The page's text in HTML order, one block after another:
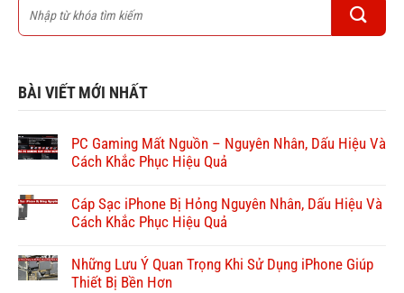
BÀI VIẾT MỚI NHẤT
PC Gaming Mất Nguồn – Nguyên Nhân, Dấu Hiệu Và
Cách Khắc Phục Hiệu Quả
Cáp Sạc iPhone Bị Hỏng Nguyên Nhân, Dấu Hiệu Và
Cách Khắc Phục Hiệu Quả
Những Lưu Ý Quan Trọng Khi Sử Dụng iPhone Giúp
Thiết Bị Bền Hơn